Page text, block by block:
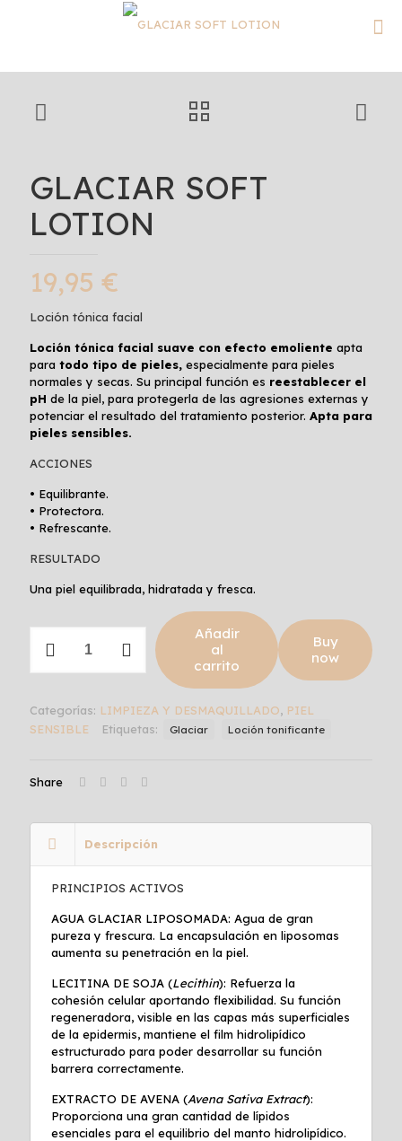
GLACIAR SOFT
LOTION
19,95 €
Loción tónica facial
Loción tónica facial suave con efecto emoliente apta
para todo tipo de pieles, especialmente para pieles
normales y secas. Su principal función es reestablecer el
pH de la piel, para protegerla de las agresiones externas y
potenciar el resultado del tratamiento posterior. Apta para
pieles sensibles.
ACCIONES
• Equilibrante.
• Protectora.
• Refrescante.
RESULTADO
Una piel equilibrada, hidratada y fresca.
Añadir
al
carrito
Buy
now
Categorías: LIMPIEZA Y DESMAQUILLADO, PIEL
SENSIBLE
Etiquetas: Glaciar Loción tonificante
Share
Descripción
PRINCIPIOS ACTIVOS
AGUA GLACIAR LIPOSOMADA: Agua de gran
pureza y frescura. La encapsulación en liposomas
aumenta su penetración en la piel.
LECITINA DE SOJA (Lecithin): Refuerza la
cohesión celular aportando flexibilidad. Su función
regeneradora, visible en las capas más superficiales
de la epidermis, mantiene el film hidrolipídico
estructurado para poder desarrollar su función
barrera correctamente.
EXTRACTO DE AVENA (Avena Sativa Extract):
Proporciona una gran cantidad de lípidos
esenciales para el equilibrio del manto hidrolipídico.